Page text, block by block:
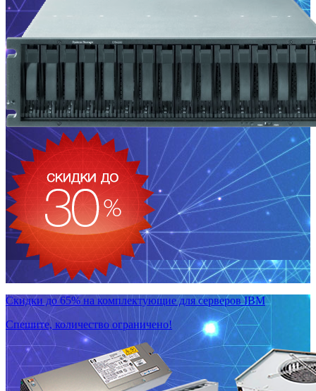
Скидки до 65% на комплектующие для серверов IBM
Спешите, количество ограничено!